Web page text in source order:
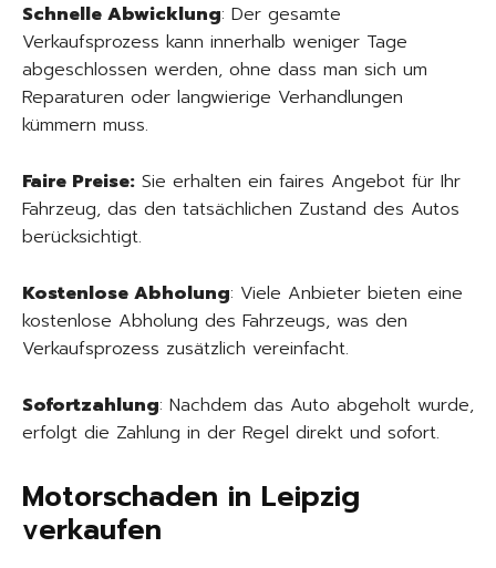
Schnelle Abwicklung: Der gesamte
Verkaufsprozess kann innerhalb weniger Tage
abgeschlossen werden, ohne dass man sich um
Reparaturen oder langwierige Verhandlungen
kümmern muss.
Faire Preise: Sie erhalten ein faires Angebot für Ihr
Fahrzeug, das den tatsächlichen Zustand des Autos
berücksichtigt.
Kostenlose Abholung: Viele Anbieter bieten eine
kostenlose Abholung des Fahrzeugs, was den
Verkaufsprozess zusätzlich vereinfacht.
Sofortzahlung: Nachdem das Auto abgeholt wurde,
erfolgt die Zahlung in der Regel direkt und sofort.
Motorschaden in Leipzig
verkaufen